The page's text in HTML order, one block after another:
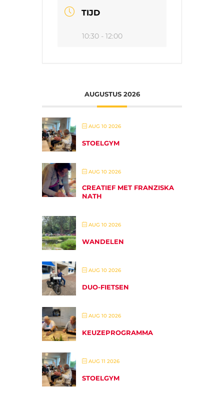
TIJD
10:30 - 12:00
AUGUSTUS 2026
AUG 10 2026
STOELGYM
AUG 10 2026
CREATIEF MET FRANZISKA
NATH
AUG 10 2026
WANDELEN
AUG 10 2026
DUO-FIETSEN
AUG 10 2026
KEUZEPROGRAMMA
AUG 11 2026
STOELGYM